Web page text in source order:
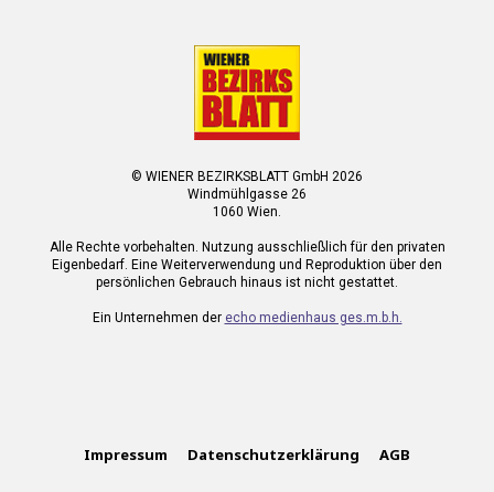
© WIENER BEZIRKSBLATT GmbH 2026
Windmühlgasse 26
1060 Wien.
Alle Rechte vorbehalten. Nutzung ausschließlich für den privaten
Eigenbedarf. Eine Weiterverwendung und Reproduktion über den
persönlichen Gebrauch hinaus ist nicht gestattet.
Ein Unternehmen der echo medienhaus ges.m.b.h.
Impressum Datenschutzerklärung AGB